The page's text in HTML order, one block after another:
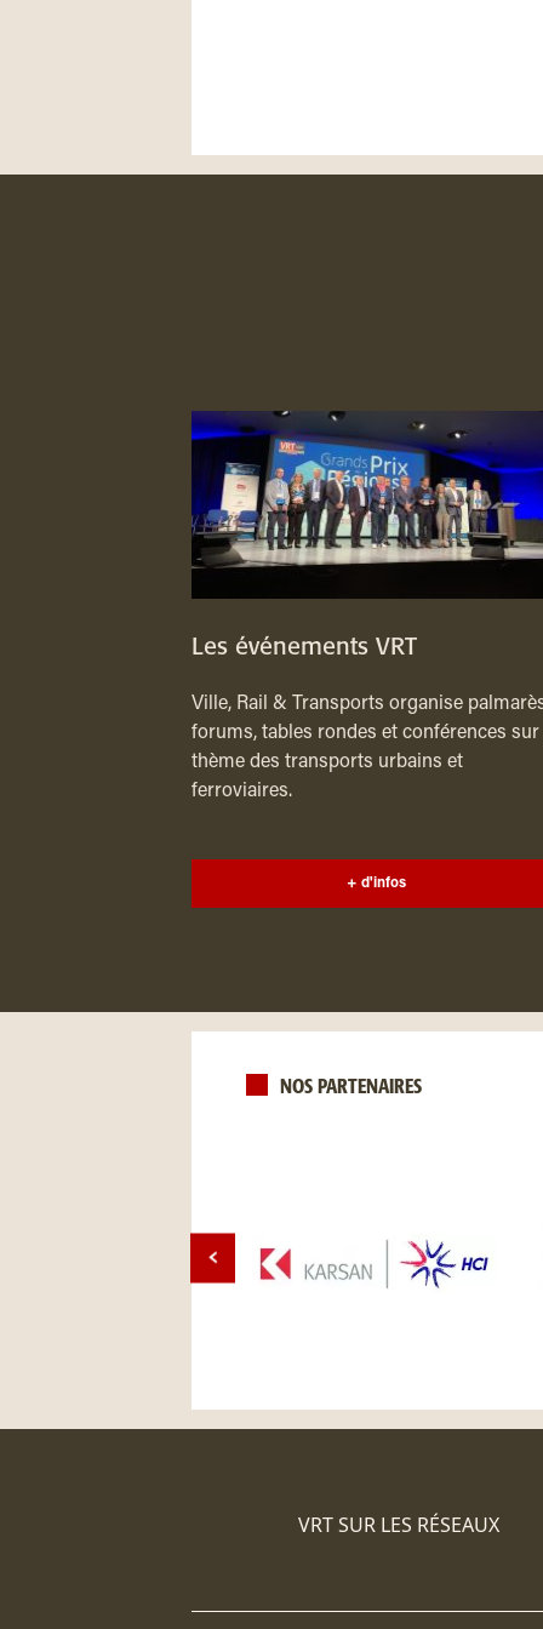
Les événements VRT
Ville, Rail & Transports organise
forums, tables rondes et conférences sur
thème des transports urbains et
ferroviaires.
+ d'infos
NOS PARTENAIRES
VRT SUR LES RÉSEAUX